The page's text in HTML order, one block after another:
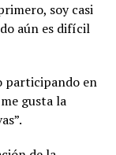
soy casi
aún es difícil
participando en
gusta la